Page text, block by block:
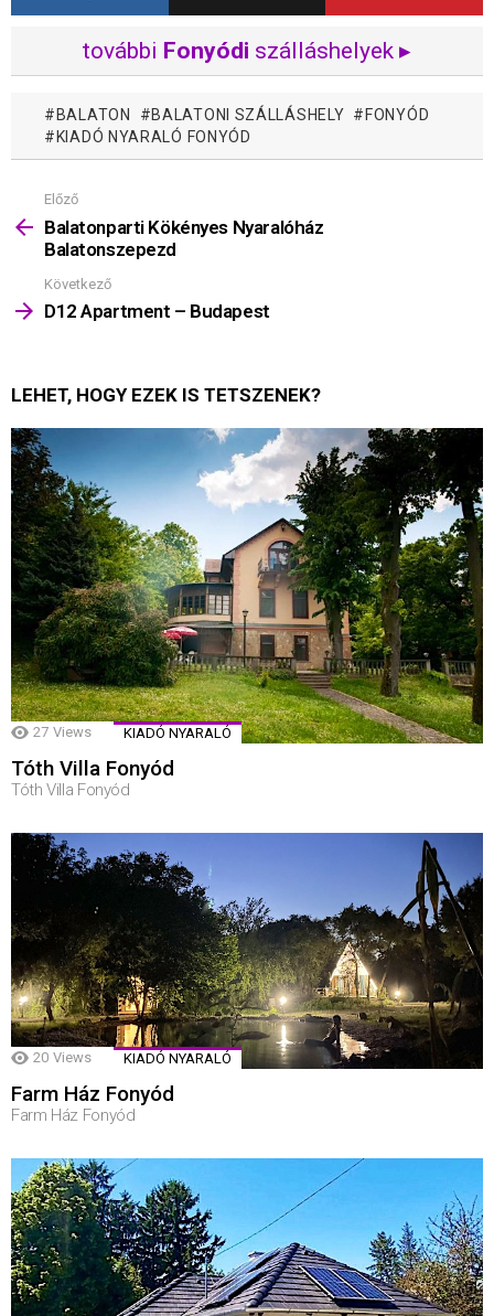
további Fonyódi szálláshelyek ▸
BALATON BALATONI SZÁLLÁSHELY
FONYÓD
KIADÓ NYARALÓ FONYÓD
Mutass
többet
Előző
Balatonparti Kökényes Nyaralóház
Balatonszepezd
Következő
D12 Apartment – Budapest
LEHET, HOGY EZEK IS TETSZENEK?
27 Views KIADÓ NYARALÓ
Tóth Villa Fonyód
Tóth Villa Fonyód
20 Views KIADÓ NYARALÓ
Farm Ház Fonyód
Farm Ház Fonyód